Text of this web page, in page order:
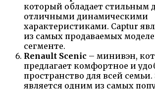
который обладает стильным
отличными динамическими
характеристиками. Captur
из самых продаваемых
сегменте.
Renault Scenic – минивэн,
предлагает комфортное и
пространство для всей семьи.
является одним из самых